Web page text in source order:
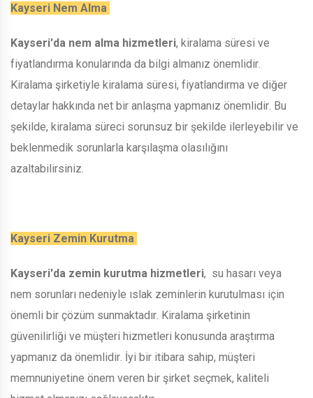
Kayseri Nem Alma
Kayseri'da nem alma hizmetleri, kiralama süresi ve
fiyatlandırma konularında da bilgi almanız önemlidir.
Kiralama şirketiyle kiralama süresi, fiyatlandırma ve diğer
detaylar hakkında net bir anlaşma yapmanız önemlidir. Bu
şekilde, kiralama süreci sorunsuz bir şekilde ilerleyebilir ve
beklenmedik sorunlarla karşılaşma olasılığını
azaltabilirsiniz.
Kayseri Zemin Kurutma
Kayseri'da zemin kurutma hizmetleri, su hasarı veya
nem sorunları nedeniyle ıslak zeminlerin kurutulması için
önemli bir çözüm sunmaktadır. Kiralama şirketinin
güvenilirliği ve müşteri hizmetleri konusunda araştırma
yapmanız da önemlidir. İyi bir itibara sahip, müşteri
memnuniyetine önem veren bir şirket seçmek, kaliteli